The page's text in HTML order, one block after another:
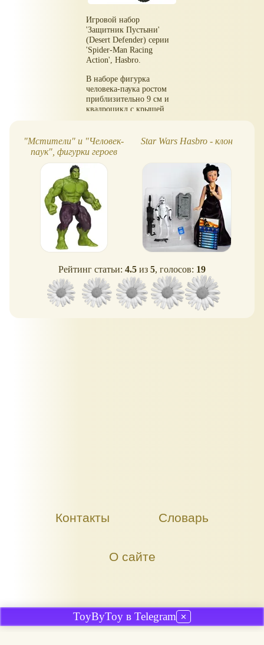
Игровой набор
'Защитник Пустыни'
(Desert Defender) серии
'Spider-Man Racing
Action', Hasbro.
В наборе фигурка
человека-паука ростом
приблизительно 9 см и
квадроцикл с крышей.
инерционным мотором.
Потяните ее назад,
отпустите и она
помчится вперед!
"Мстители" и "Человек-
паук", фигурки героев
Star Wars Hasbro - клон
Рейтинг статьи: 4.5 из 5, голосов: 19
Контакты Словарь
О сайте
ToyByToy в Telegram ✕